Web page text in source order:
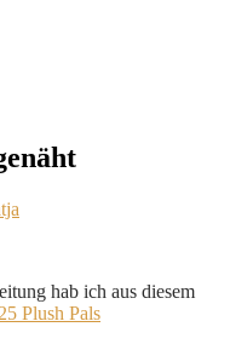
hab ich aus diesem
Plush Pals